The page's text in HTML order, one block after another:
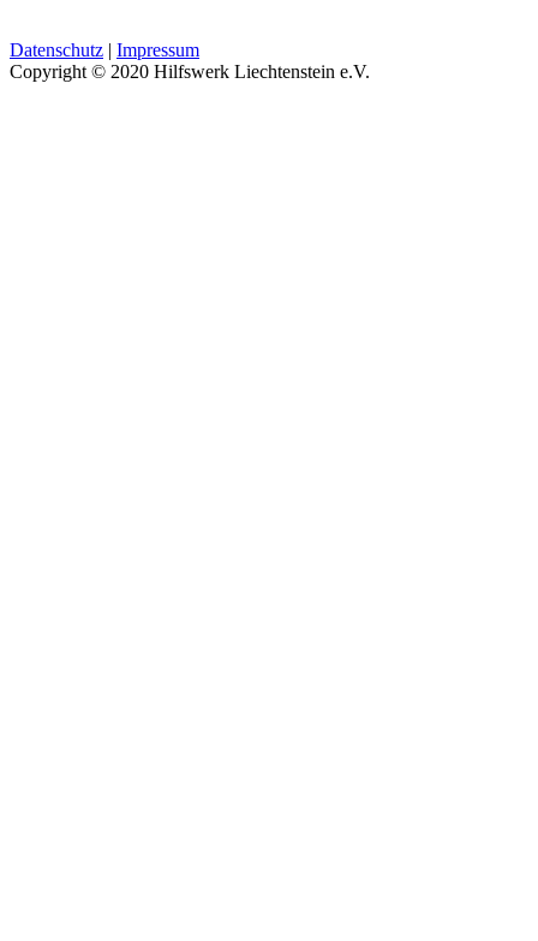
Datenschutz | Impressum
Copyright © 2020 Hilfswerk Liechtenstein e.V.